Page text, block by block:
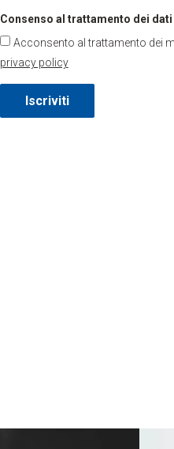
Consenso al trattamento dei dati
Acconsento al trattamento dei
privacy policy
Iscriviti